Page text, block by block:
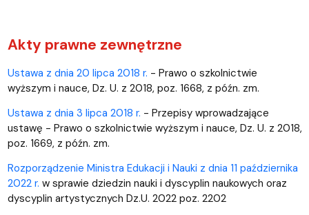
Akty prawne zewnętrzne
Ustawa z dnia 20 lipca 2018 r. - Prawo o szkolnictwie
wyższym i nauce, Dz. U. z 2018, poz. 1668, z późn. zm.
Ustawa z dnia 3 lipca 2018 r. - Przepisy wprowadzające
ustawę - Prawo o szkolnictwie wyższym i nauce, Dz. U. z 2018,
poz. 1669, z późn. zm.
Rozporządzenie Ministra Edukacji i Nauki z dnia 11 października
2022 r. w sprawie dziedzin nauki i dyscyplin naukowych oraz
dyscyplin artystycznych Dz.U. 2022 poz. 2202